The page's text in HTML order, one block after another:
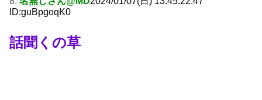
ID:guBpgoqK0
話聞くの草